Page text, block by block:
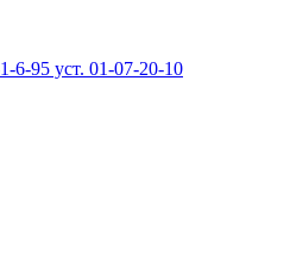
6-95 уст. 01-07-20-10